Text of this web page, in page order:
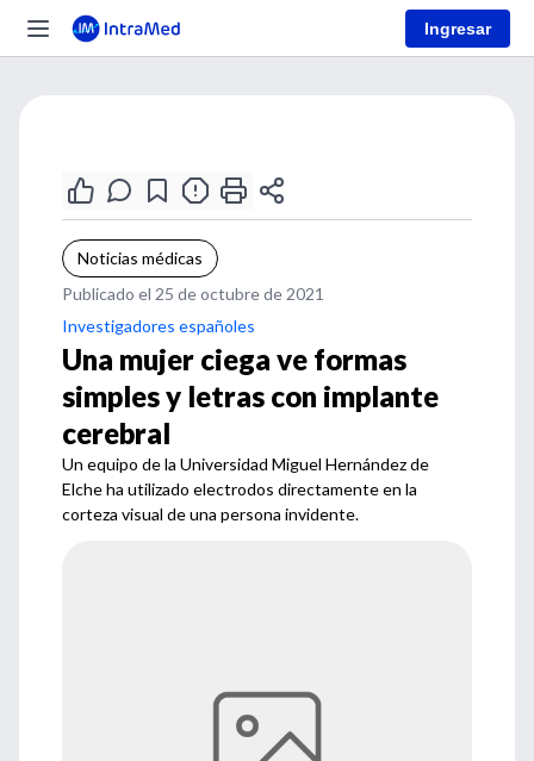
Ingresar
Noticias médicas
Publicado el 25 de octubre de 2021
Investigadores españoles
Una mujer ciega ve formas
simples y letras con implante
cerebral
Un equipo de la Universidad Miguel Hernández de
Elche ha utilizado electrodos directamente en la
corteza visual de una persona invidente.